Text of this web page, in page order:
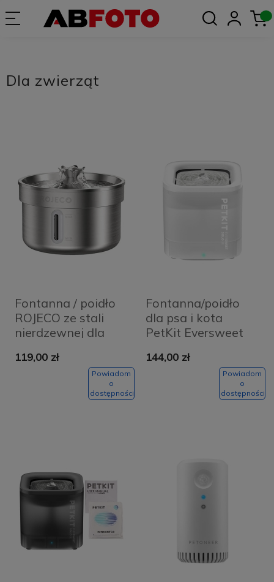
Dla zwierząt
Fontanna / poidło
ROJECO ze stali
nierdzewnej dla
119,00 zł
Powiadom
o
dostępności
Fontanna/poidło
dla psa i kota
PetKit Eversweet
144,00 zł
Powiadom
o
dostępności